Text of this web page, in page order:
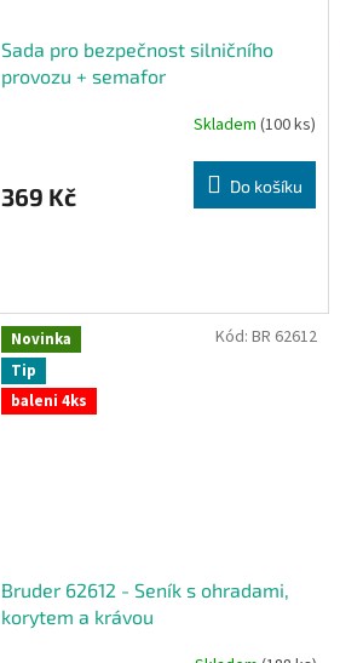
Sada pro bezpečnost silničního
provozu + semafor
Skladem (100 ks)
369 Kč Do košíku
Novinka
Tip
baleni 4ks
Bruder 62612 - Seník s ohradami,
korytem a krávou
Kód: BR 62612